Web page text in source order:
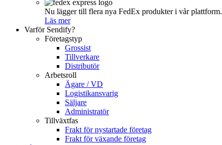
Nu lägger till flera nya FedEx produkter i vår plattform.
Läs mer
Varför Sendify?
Företagstyp
Grossist
Tillverkare
Distributör
Arbetsroll
Ägare / VD
Logistikansvarig
Säljare
Administratör
Tillväxtfas
Frakt för nystartade företag
Frakt för växande företag